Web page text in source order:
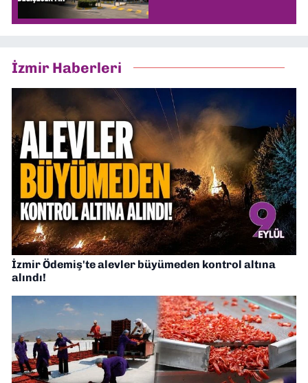
İzmir Haberleri
İzmir Ödemiş'te alevler büyümeden kontrol altına
alındı!